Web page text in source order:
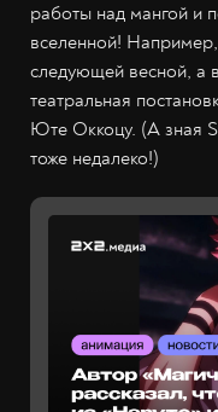
работы над мангой и
вселенной!
следующей весной, а
театральная
Юте Оккоцу. (А зная
тоже недалеко!)